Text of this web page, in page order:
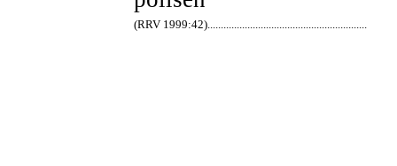
(RRV 1999:42)............................................................